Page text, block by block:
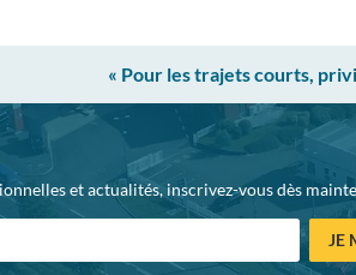
« Pour les trajets courts,
et actualités, inscrivez-vous dès
JE